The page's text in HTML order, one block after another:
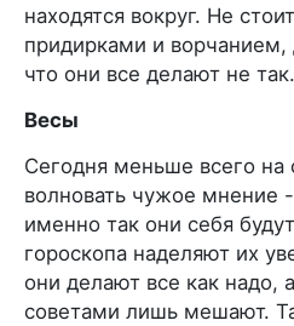
находятся вокруг. Не
придирками и
что они все делают не так.
Весы
Сегодня меньше всего на
волновать чужое мнение
именно так они себя
гороскопа наделяют их
они делают все как надо,
советами лишь мешают.